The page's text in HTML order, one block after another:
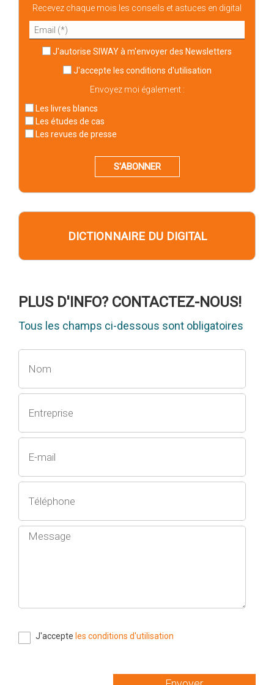
Recevez chaque mois les conseils et astuces en digital
J'autorise SIWAY à m'envoyer des Newsletters
J'accepte les conditions d'utilisation
Envoyez moi également :
Les livres blancs
Les études de cas
Les revues de presse
S'ABONNER
DICTIONNAIRE DU DIGITAL
PLUS D'INFO? CONTACTEZ-NOUS!
Tous les champs ci-dessous sont obligatoires
J'accepte les conditions d'utilisation